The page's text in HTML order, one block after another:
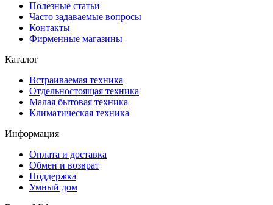
Полезные статьи
Часто задаваемые вопросы
Контакты
Фирменные магазины
Каталог
Встраиваемая техника
Отдельностоящая техника
Малая бытовая техника
Климатическая техника
Информация
Оплата и доставка
Обмен и возврат
Поддержка
Умный дом